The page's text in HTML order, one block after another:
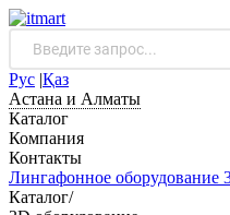
Рус |Қаз
Астана и Алматы
Каталог
Компания
Контакты
Лингафонное оборудование
Каталог/